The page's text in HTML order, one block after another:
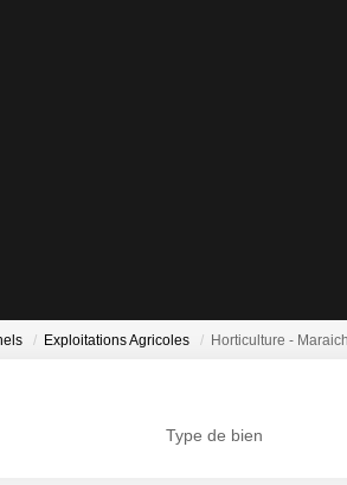
Exploitations Agricoles Horticulture -
Type de bien